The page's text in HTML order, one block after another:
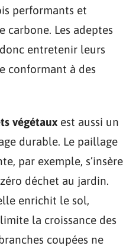
performants et
carbone. Les adeptes
entretenir leurs
conformant à des
végétaux est aussi un
durable. Le paillage
par exemple, s’insère
déchet au jardin.
enrichit le sol,
la croissance des
coupées ne